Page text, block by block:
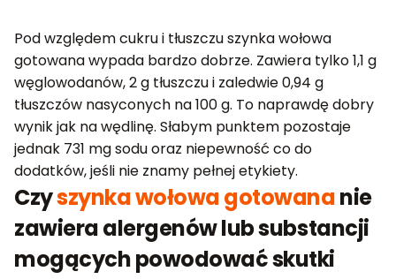
Pod względem cukru i tłuszczu szynka wołowa
gotowana wypada bardzo dobrze. Zawiera tylko 1,1 g
węglowodanów, 2 g tłuszczu i zaledwie 0,94 g
tłuszczów nasyconych na 100 g. To naprawdę dobry
wynik jak na wędlinę. Słabym punktem pozostaje
jednak 731 mg sodu oraz niepewność co do
dodatków, jeśli nie znamy pełnej etykiety.
Czyszynka wołowa gotowananie
zawiera alergenów lub substancji
mogących powodować skutki